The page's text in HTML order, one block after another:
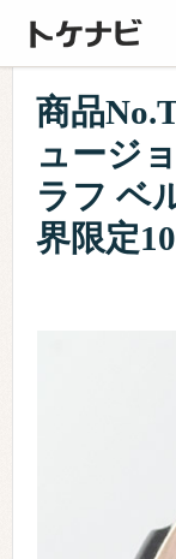
商品
ュージ
ラフ ベ
界限定